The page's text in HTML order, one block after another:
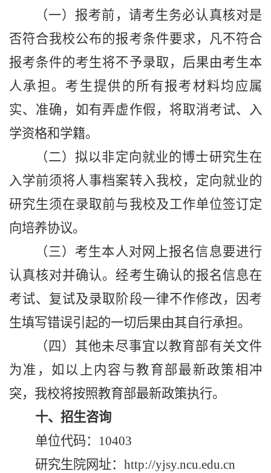
（一）报考前，请考生务必认真核对是
否符合我校公布的报考条件要求，凡不符合
报考条件的考生将不予录取，后果由考生本
人承担。考生提供的所有报考材料均应属
实、准确，如有弄虚作假，将取消考试、入
学资格和学籍。
（二）拟以非定向就业的博士研究生在
入学前须将人事档案转入我校，定向就业的
研究生须在录取前与我校及工作单位签订定
向培养协议。
（三）考生本人对网上报名信息要进行
认真核对并确认。经考生确认的报名信息在
考试、复试及录取阶段一律不作修改，因考
生填写错误引起的一切后果由其自行承担。
（四） 其他未尽事宜以教育部有关文件
为准，如以上内容与教育部最新政策相冲
突，我校将按照教育部最新政策执行。
十、招生咨询
单位代码：10403
研究生院网址：http://yjsy.ncu.edu.cn